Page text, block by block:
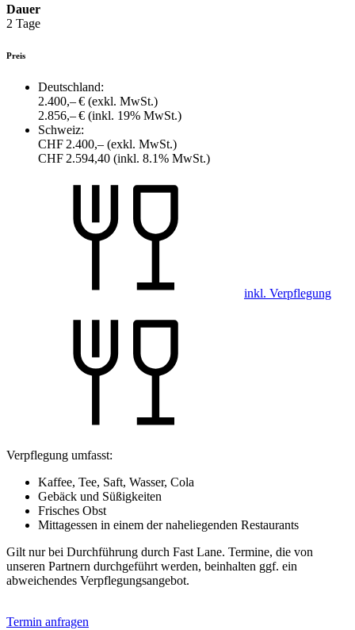
Dauer
2 Tage
Preis
Deutschland:
2.400,– € (exkl. MwSt.)
2.856,– € (inkl. 19% MwSt.)
Schweiz:
CHF 2.400,– (exkl. MwSt.)
CHF 2.594,40 (inkl. 8.1% MwSt.)
inkl. Verpflegung
Verpflegung umfasst:
Kaffee, Tee, Saft, Wasser, Cola
Gebäck und Süßigkeiten
Frisches Obst
Mittagessen in einem der naheliegenden Restaurants
Gilt nur bei Durchführung durch Fast Lane. Termine, die von
unseren Partnern durchgeführt werden, beinhalten ggf. ein
abweichendes Verpflegungsangebot.
Termin anfragen